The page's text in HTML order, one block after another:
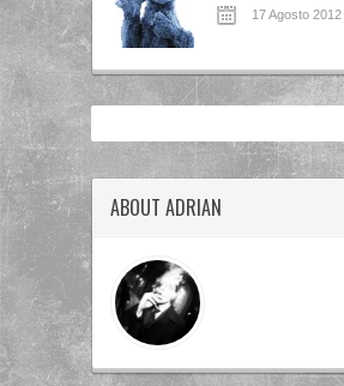
17 Agosto 2012
ABOUT ADRIAN